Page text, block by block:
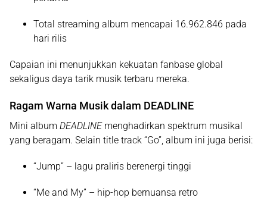
Total streaming album mencapai 16.962.846 pada
hari rilis
Capaian ini menunjukkan kekuatan fanbase global
sekaligus daya tarik musik terbaru mereka.
Ragam Warna Musik dalam DEADLINE
Mini album DEADLINEmenghadirkan spektrum musikal
yang beragam. Selain title track “Go”, album ini juga berisi:
“Jump” – lagu praliris berenergi tinggi
“Me and My” – hip-hop bernuansa retro